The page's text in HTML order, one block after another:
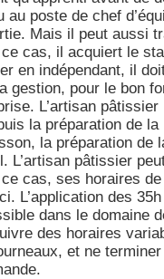
au poste de chef
Mais il peut aussi
cas, il acquiert le
en indépendant, il
gestion, pour le bon
L’artisan
la préparation de
la préparation de
L’artisan pâtissier
cas, ses horaires
L’application des
dans le domaine
des horaires
et ne